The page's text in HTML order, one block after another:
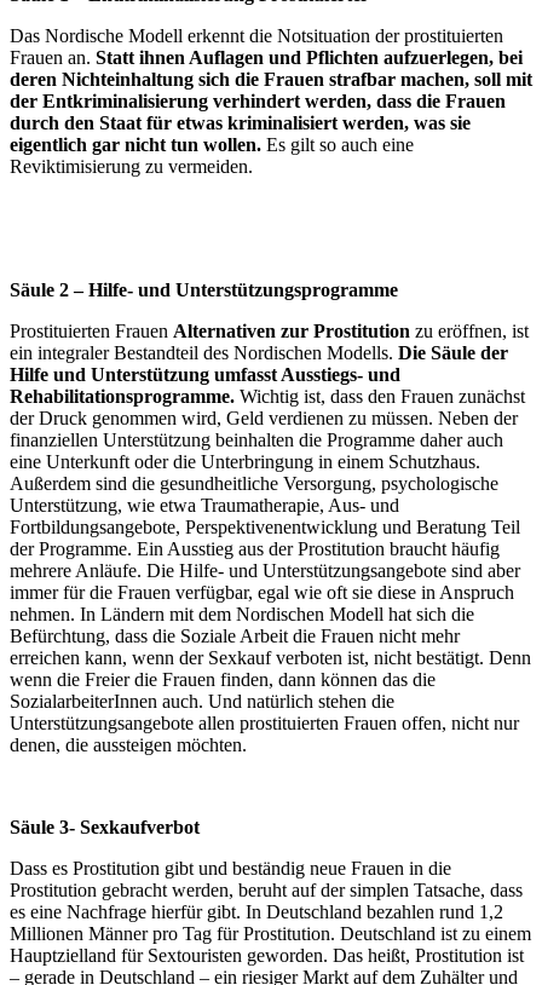
Das Nordische Modell erkennt die Notsituation der prostituierten
Frauen an. Statt ihnen Auflagen und Pflichten aufzuerlegen, bei
deren Nichteinhaltung sich die Frauen strafbar machen, soll mit
der Entkriminalisierung verhindert werden, dass die Frauen
durch den Staat für etwas kriminalisiert werden, was sie
eigentlich gar nicht tun wollen. Es gilt so auch eine
Reviktimisierung zu vermeiden.
Säule 2 – Hilfe- und Unterstützungsprogramme
Prostituierten Frauen Alternativen zur Prostitution zu eröffnen, ist
ein integraler Bestandteil des Nordischen Modells. Die Säule der
Hilfe und Unterstützung umfasst Ausstiegs- und
Rehabilitationsprogramme. Wichtig ist, dass den Frauen zunächst
der Druck genommen wird, Geld verdienen zu müssen. Neben der
finanziellen Unterstützung beinhalten die Programme daher auch
eine Unterkunft oder die Unterbringung in einem Schutzhaus.
Außerdem sind die gesundheitliche Versorgung, psychologische
Unterstützung, wie etwa Traumatherapie, Aus- und
Fortbildungsangebote, Perspektivenentwicklung und Beratung Teil
der Programme. Ein Ausstieg aus der Prostitution braucht häufig
mehrere Anläufe. Die Hilfe- und Unterstützungsangebote sind aber
immer für die Frauen verfügbar, egal wie oft sie diese in Anspruch
nehmen. In Ländern mit dem Nordischen Modell hat sich die
Befürchtung, dass die Soziale Arbeit die Frauen nicht mehr
erreichen kann, wenn der Sexkauf verboten ist, nicht bestätigt. Denn
wenn die Freier die Frauen finden, dann können das die
SozialarbeiterInnen auch. Und natürlich stehen die
Unterstützungsangebote allen prostituierten Frauen offen, nicht nur
denen, die aussteigen möchten.
Säule 3- Sexkaufverbot
Dass es Prostitution gibt und beständig neue Frauen in die
Prostitution gebracht werden, beruht auf der simplen Tatsache, dass
es eine Nachfrage hierfür gibt. In Deutschland bezahlen rund 1,2
Millionen Männer pro Tag für Prostitution. Deutschland ist zu einem
Hauptzielland für Sextouristen geworden. Das heißt, Prostitution ist
– gerade in Deutschland – ein riesiger Markt auf dem Zuhälter und